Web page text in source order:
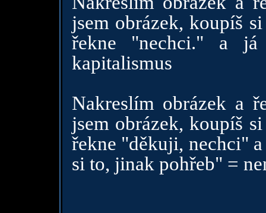
jsem obrázek, koupíš
řekne "nechci." a
kapitalismus
Nakreslím obrázek a
jsem obrázek, koupíš
řekne "děkuji, nechci"
si to, jinak pohřeb" =